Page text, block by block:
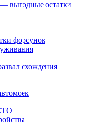
выгодные остатки
форсунок
схождения